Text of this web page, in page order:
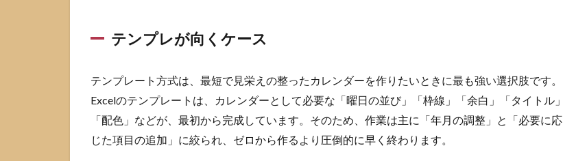
白紙
が向
ース
万年
テンプレが向くケース
テンプレート方式は、最短で見栄えの整ったカレンダーを作りたいときに最も強い選択肢です。
Excelのテンプレートは、カレンダーとして必要な「曜日の並び」「枠線」「余白」「タイトル」
「配色」などが、最初から完成しています。そのため、作業は主に「年月の調整」と「必要に応
じた項目の追加」に絞られ、ゼロから作るより圧倒的に早く終わります。